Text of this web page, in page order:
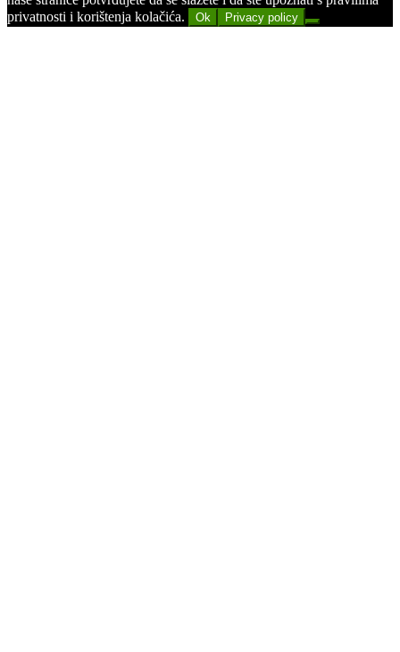
privatnosti i korištenja kolačića.
Ok Privacy policy